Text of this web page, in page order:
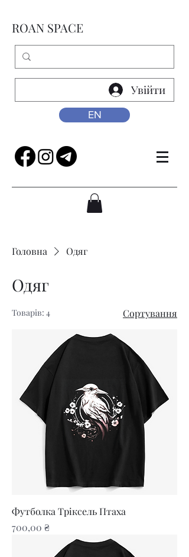
ROAN SPACE
Увійти
EN
Головна Одяг
Одяг
Товарів: 4 Сортування
Футболка Тріксель Птаха
Ціна
700,00 ₴